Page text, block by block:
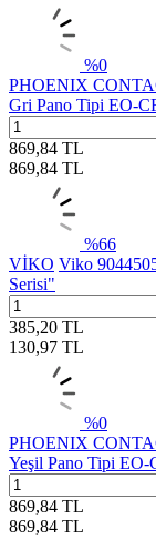
%0
PHOENIX
Gri Pano Tipi EO-
869,84 TL
869,84 TL
%66
VİKO Viko
Serisi"
385,20 TL
130,97 TL
%0
PHOENIX
Yeşil Pano Tipi
869,84 TL
869,84 TL